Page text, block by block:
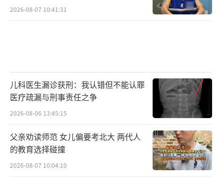
2026-08-07 10:41:31
儿科医生漏诊获刑：我认错但不能认罪
医疗疏漏与刑事责任之争
2026-08-06 13:45:15
父亲劝读师范 女儿偏要考北大 两代人
的教育选择碰撞
2026-08-07 10:04:10